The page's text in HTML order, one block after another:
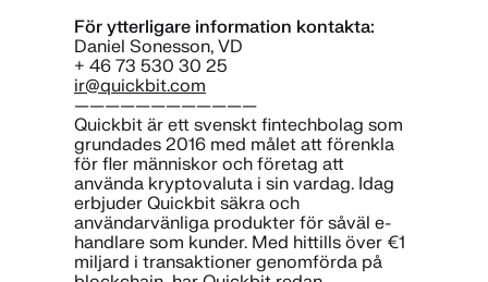
För ytterligare information kontakta:
Daniel Sonesson, VD
+ 46 73 530 30 25
ir@quickbit.com
————————————
Quickbit är ett svenskt fintechbolag som
grundades 2016 med målet att förenkla
för fler människor och företag att
använda kryptovaluta i sin vardag. Idag
erbjuder Quickbit säkra och
användarvänliga produkter för såväl e-
handlare som kunder. Med hittills över €1
miljard i transaktioner genomförda på